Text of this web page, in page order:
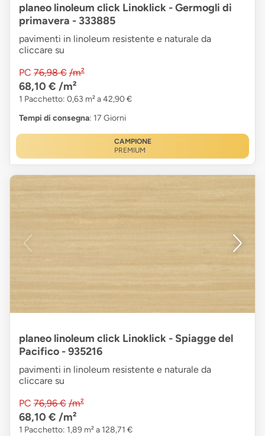
planeo linoleum click Linoklick - Germogli di
primavera - 333885
pavimenti in linoleum resistente e naturale da
cliccare su
PC 76,98 € /m²
68,10 € /m²
1 Pacchetto: 0,63 m² a 42,90 €
Tempi di consegna: 17 Giorni
CAMPIONE
PREMIUM
planeo linoleum click Linoklick - Spiagge del
Pacifico - 935216
pavimenti in linoleum resistente e naturale da
cliccare su
PC 76,96 € /m²
68,10 € /m²
1 Pacchetto: 1,89 m² a 128,71 €